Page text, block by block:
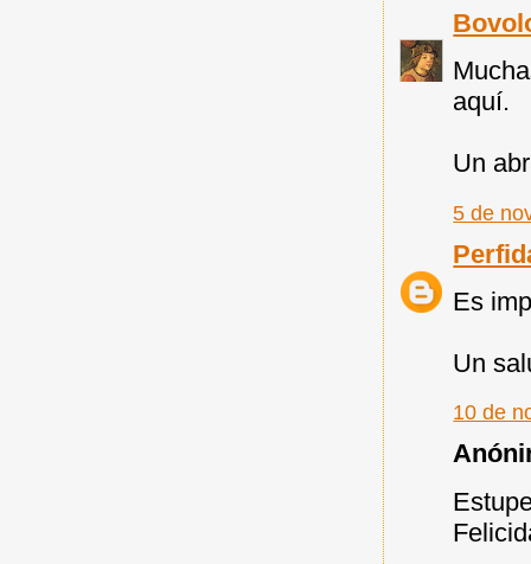
aquí.
Un
5 de
Es
Un
10 de